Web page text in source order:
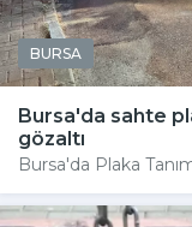
BURSA
Bursa'da sahte
gözaltı
Bursa'da Plaka